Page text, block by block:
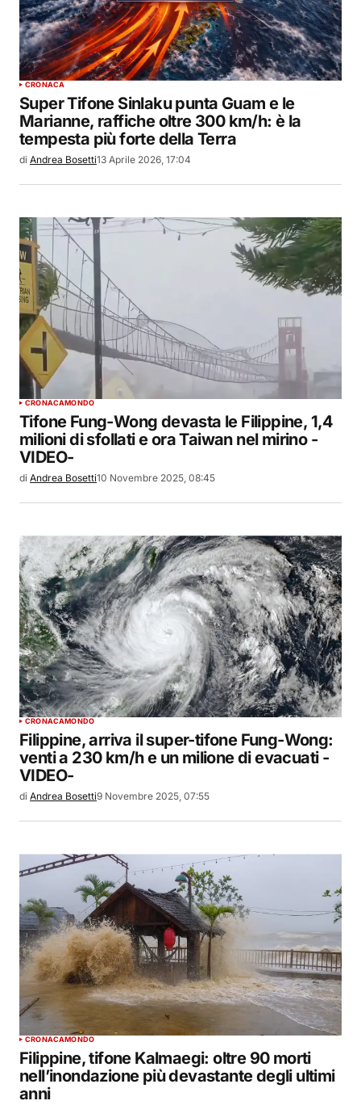
CRONACA
Super Tifone Sinlaku punta Guam e le
Marianne, raffiche oltre 300 km/h: è la
tempesta più forte della Terra
di Andrea Bosetti13 Aprile 2026, 17:04
CRONACAMONDO
Tifone Fung-Wong devasta le Filippine, 1,4
milioni di sfollati e ora Taiwan nel mirino -
VIDEO-
di Andrea Bosetti10 Novembre 2025, 08:45
CRONACAMONDO
Filippine, arriva il super-tifone Fung-Wong:
venti a 230 km/h e un milione di evacuati -
VIDEO-
di Andrea Bosetti9 Novembre 2025, 07:55
CRONACAMONDO
Filippine, tifone Kalmaegi: oltre 90 morti
nell’inondazione più devastante degli ultimi
anni